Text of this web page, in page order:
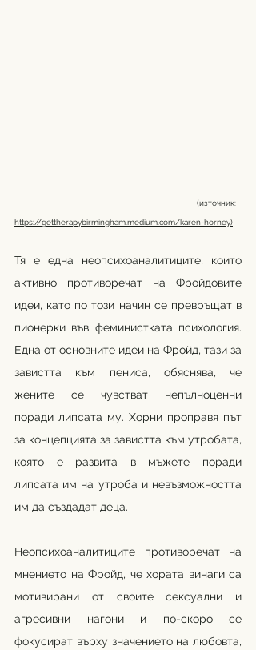
                                                                            (из
точник:
https://gettherapybirmingham.medium.com/karen-horney)
Тя е една неопсихоаналитиците, които
активно противоречат на Фройдовите
идеи, като по този начин се превръщат в
пионерки във феминистката психология.
Една от основните идеи на Фройд, тази за
завистта към пениса, обяснява, че
жените се чувстват непълноценни
поради липсата му. Хорни проправя път
за концепцията за завистта към утробата,
която е развита в мъжете поради
липсата им на утроба и невъзможността
им да създадат деца.
Неопсихоаналитиците противоречат на
мнението на Фройд, че хората винаги са
мотивирани от своите сексуални и
агресивни нагони и по-скоро се
фокусират върху значението на любовта,